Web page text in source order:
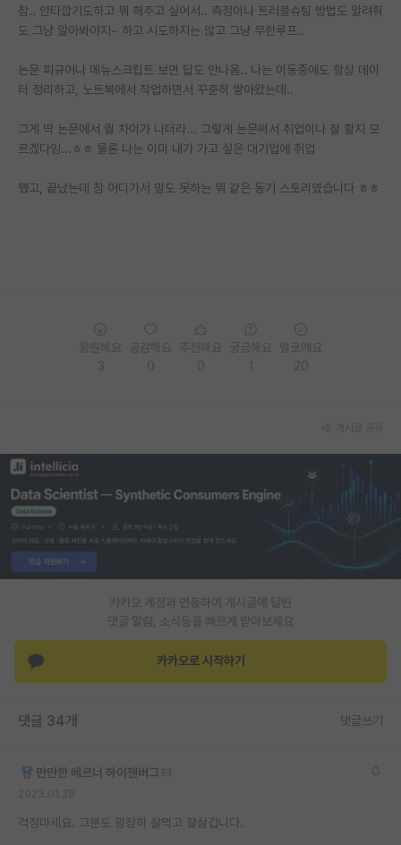
홍보 게시판
커리어
이벤트
반도체 아카데미
참.. 안타깝기도하고 뭐 해주고 싶어서.. 측정이나 트러블슈팅 방법도 알려줘
도 그냥 알아봐야지~ 하고 시도하지는 않고 그냥 무한루프..
논문 피규어나 메뉴스크립트 보면 답도 안나옴.. 나는 이동중에도 항상 데이
터 정리하고, 노트북에서 작업하면서 꾸준히 쌓아왔는데..
그게 딱 논문에서 퀄 차이가 나더라... 그렇게 논문써서 취업이나 잘 할지 모
르겠다잉...ㅎㅎ 물론 나는 이미 내가 가고 싶은 대기업에 취업
했고, 끝났는데 참 어디가서 말도 못하는 뭐 같은 동기 스토리였습니다 ㅎㅎ
카카오 계정과 연동하여 게시글에 달린
댓글 알람, 소식등을 빠르게 받아보세요
카카오로 시작하기
댓글 34개 댓글쓰기
만만한 베르너 하이젠버그
걱정마세요. 그분도 굉장히 잘먹고 잘살겁니다.